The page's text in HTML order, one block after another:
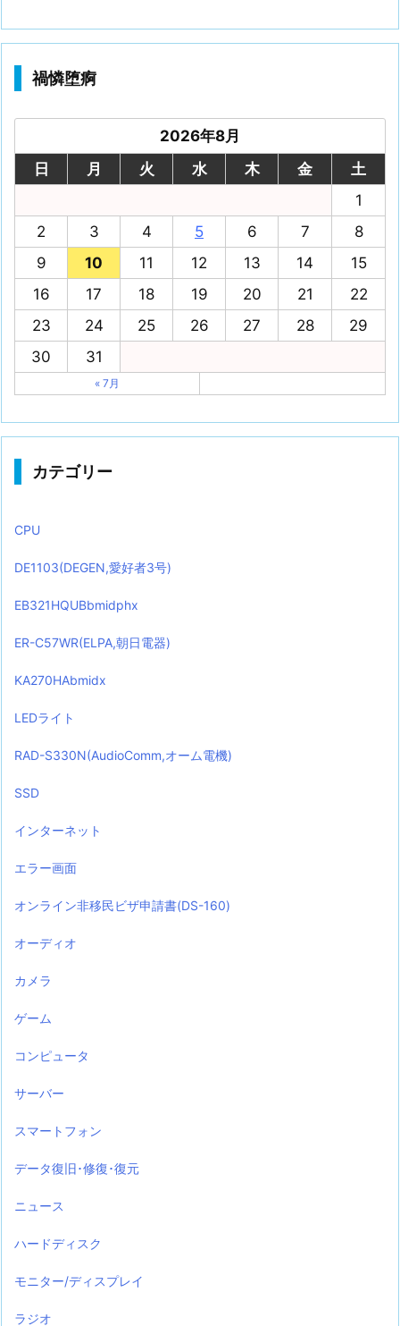
禍憐堕痾
2026年8月
日
月 火 水 木 金
土
1
2
3 4 5 6 7
8
9
10 11 12 13 14
15
16
17 18 19 20 21
22
23
24 25 26 27 28
29
30
31
« 7月
カテゴリー
CPU
DE1103(DEGEN,愛好者3号)
EB321HQUBbmidphx
ER-C57WR(ELPA,朝日電器)
KA270HAbmidx
LEDライト
RAD-S330N(AudioComm,オーム電機)
SSD
インターネット
エラー画面
オンライン非移民ビザ申請書(DS-160)
オーディオ
カメラ
ゲーム
コンピュータ
サーバー
スマートフォン
データ復旧･修復･復元
ニュース
ハードディスク
モニター/ディスプレイ
ラジオ